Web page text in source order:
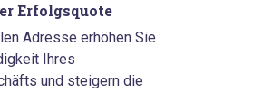
Erfolgsquote
Adresse erhöhen Sie
Ihres
und steigern die